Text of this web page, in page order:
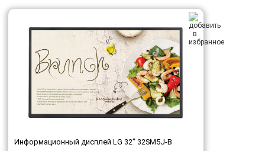
Информационный дисплей LG 32" 32SM5J-B